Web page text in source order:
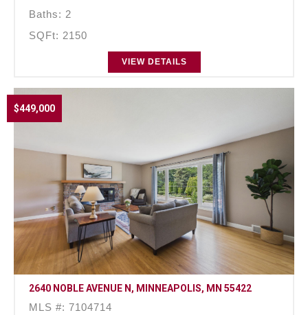
Baths: 2
SQFt: 2150
VIEW DETAILS
$449,000
2640 NOBLE AVENUE N, MINNEAPOLIS, MN 55422
MLS #: 7104714